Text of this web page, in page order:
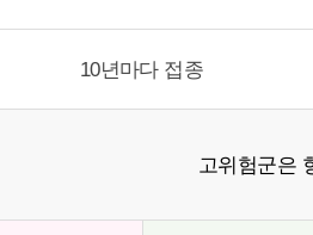
10년마다 접종
고위험군은